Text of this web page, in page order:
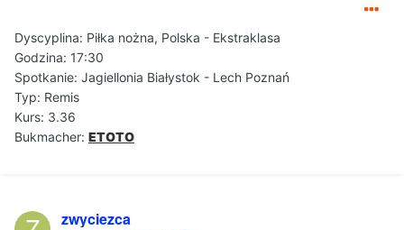
Dyscyplina: Piłka nożna, Polska - Ekstraklasa
Godzina: 17:30
Spotkanie: Jagiellonia Białystok - Lech Poznań
Typ: Remis
Kurs: 3.36
Bukmacher: ETOTO
zwyciezca